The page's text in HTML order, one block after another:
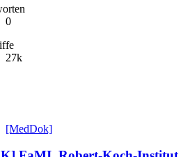
0
27k
[MedDok]